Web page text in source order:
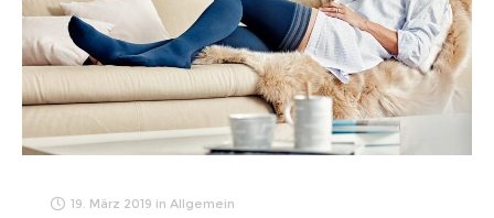
19. März 2019 in Allgemein